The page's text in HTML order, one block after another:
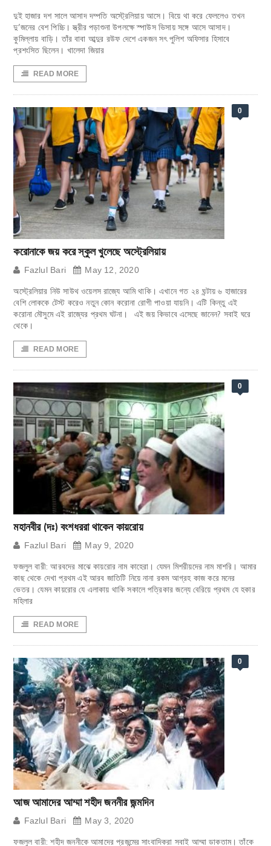
দুই হাজার দশ সালে আসাদ দম্পতি অস্ট্রেলিয়ায় আসে। বিয়ে থা করে ফেললেও তখন
দু’জনের বেশ পিচ্চি। স্ত্রীর পড়াশুনা উপলক্ষে স্পাউস ভিসায় সঙ্গে আসে আসাদ।
কুমিল্লায় বাড়ি। তাঁর বাবা আব্দুর রউফ দেশে একজন সৎ পুলিশ অফিসার হিসাবে
প্রশংসিত ছিলেন। খালেদা জিয়ার
READ MORE
0
করোনাকে জয় করে স্কুল খুলেছে অস্ট্রেলিয়ায়
Fazlul Bari May 12, 2020
অস্ট্রেলিয়ার নিউ সাউথ ওয়েলস রাজ্যে আমি থাকি। এখানে গত ২৪ ঘন্টায় ৬ হাজারের
বেশি লোককে টেস্ট করেও নতুন কোন করোনা রোগী পাওয়া যায়নি। এটি কিন্তু এই
করোনা মৌসুমে এই রাজ্যের প্রথম ঘটনা। এই জয় কিভাবে এসেছে জানেন? সবাই ঘরে
থেকে।
READ MORE
0
মহানবীর (দঃ) বংশধররা থাকেন কায়রোয়
Fazlul Bari May 9, 2020
ফজলুল বারী: আরবদের মাঝে কায়রোর নাম কাহেরা। যেমন মিশরীয়দের নাম মাশরি। আমার
কাছ থেকে দেখা প্রথম এই আরব জাতিটি নিয়ে নানা রকম আগ্রহ কাজ করে মনের
ভেতর। যেমন কায়রোর যে এলাকায় থাকি সকালে পত্রিকার জন্যে বেরিয়ে প্রথম যে হকার
মহিলার
READ MORE
0
আজ আমাদের আম্মা শহীদ জননীর জন্মদিন
Fazlul Bari May 3, 2020
ফজলুল বারী: শহীদ জননীকে আমাদের প্রজন্মের সাংবাদিকরা সবাই আম্মা ডাকতাম। তাঁকে